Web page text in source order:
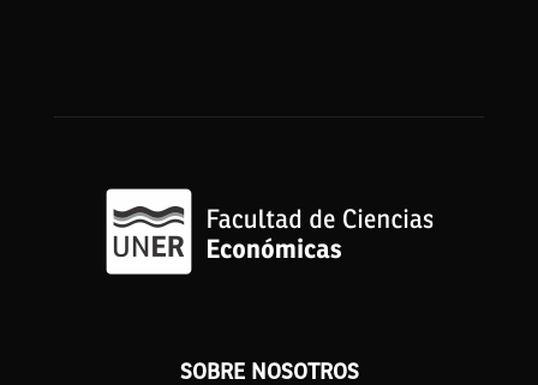
SOBRE NOSOTROS